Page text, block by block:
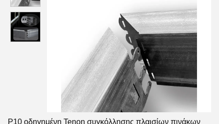
P10 οδηγημένη Tenon συγκόλλησης πλαισίων πινάκων